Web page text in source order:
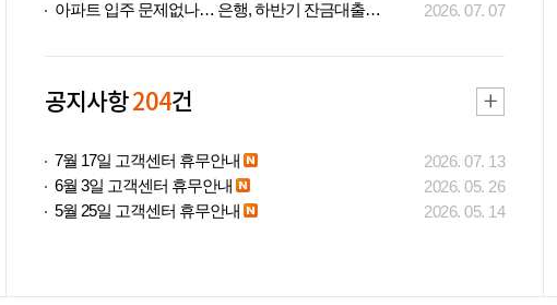
아파트 입주 문제없나… 은행, 하반기 잔금대출..
2026. 07. 07
공지사항204건
7월 17일 고객센터 휴무안내
2026. 07. 13
6월 3일 고객센터 휴무안내
2026. 05. 26
5월 25일 고객센터 휴무안내
2026. 05. 14